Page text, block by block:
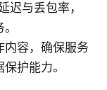
迟与丢包率，
内容，确保服务
护能力。